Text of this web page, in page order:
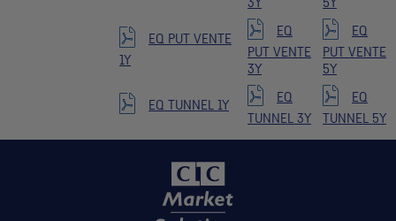
3Y
5Y
EQ PUT VENTE
1Y
EQ
PUT VENTE
3Y
EQ
PUT VENTE
5Y
EQ TUNNEL 1Y
EQ
TUNNEL 3Y
EQ
TUNNEL 5Y